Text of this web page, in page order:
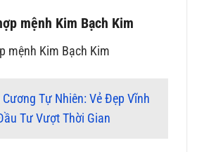
mệnh Kim Bạch Kim
mệnh Kim Bạch Kim
Cương Tự Nhiên: Vẻ Đẹp Vĩnh
Tư Vượt Thời Gian